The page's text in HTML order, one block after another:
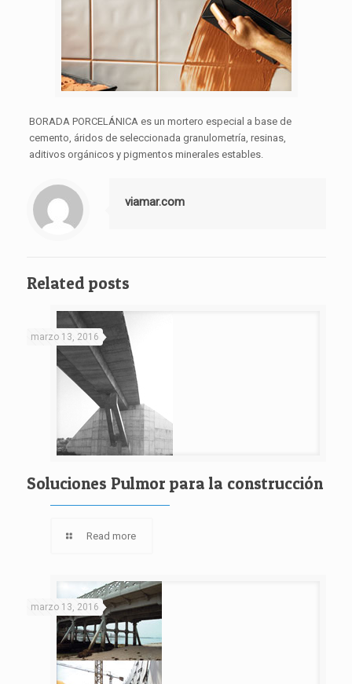
BORADA PORCELÁNICA es un mortero especial a base de
cemento, áridos de seleccionada granulometría, resinas,
aditivos orgánicos y pigmentos minerales estables.
viamar.com
Related posts
marzo 13, 2016
Soluciones Pulmor para la construcción
Read more
marzo 13, 2016